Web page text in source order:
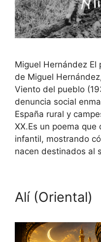
Miguel Hernández El
de Miguel
Viento del pueblo
denuncia social
España rural y
XX.Es un poema
infantil, mostrando
nacen destinados al
Alí (Oriental)